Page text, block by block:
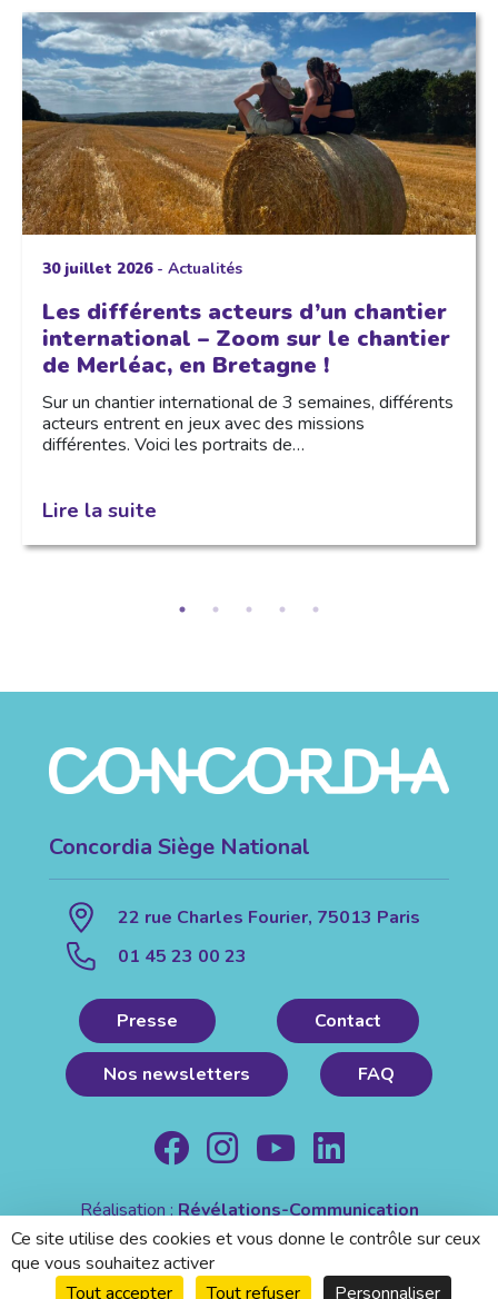
30 juillet 2026- Actualités
Les différents acteurs d’un chantier
international – Zoom sur le chantier
de Merléac, en Bretagne !
Sur un chantier international de 3 semaines, différents
acteurs entrent en jeux avec des missions
différentes. Voici les portraits de…
Lire la suite
Concordia Siège National
22 rue Charles Fourier, 75013 Paris
01 45 23 00 23
Presse Contact
Nos newsletters FAQ
Réalisation :Révélations-Communication
Mentions légales| Politique de confidentialité
Ce site utilise des cookies et vous donne le contrôle sur ceux
que vous souhaitez activer
Tout accepter
Tout refuser Personnaliser